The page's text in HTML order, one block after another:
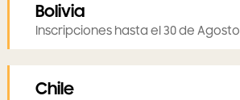
Bolivia
Inscripciones hasta el 30 de Agosto
Chile